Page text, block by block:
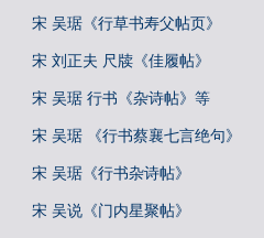
宋 吴琚《行草书寿父帖页》
宋 刘正夫 尺牍《佳履帖》
宋 吴琚 行书《杂诗帖》等
宋 吴琚 《行书蔡襄七言绝句》
宋 吴琚《行书杂诗帖》
宋 吴说《门内星聚帖》